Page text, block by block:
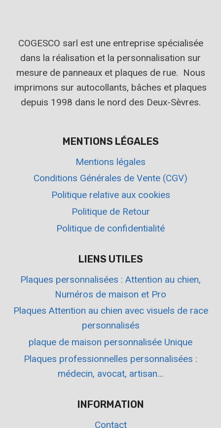
COGESCO sarl est une entreprise spécialisée
dans la réalisation et la personnalisation sur
mesure de panneaux et plaques de rue. Nous
imprimons sur autocollants, bâches et plaques
depuis 1998 dans le nord des Deux-Sèvres.
MENTIONS LÉGALES
Mentions légales
Conditions Générales de Vente (CGV)
Politique relative aux cookies
Politique de Retour
Politique de confidentialité
LIENS UTILES
Plaques personnalisées : Attention au chien,
Numéros de maison et Pro
Plaques Attention au chien avec visuels de race
personnalisés
plaque de maison personnalisée Unique
Plaques professionnelles personnalisées :
médecin, avocat, artisan…
INFORMATION
Contact